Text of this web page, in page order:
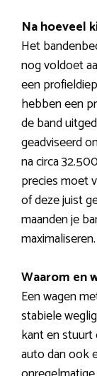
Na hoeveel
Het
nog voldoet
een
hebben een
de band
geadviseerd
na circa
precies moet
of deze juist
maanden je
maximaliseren.
Waarom en
Een wagen
stabiele
kant en
auto dan ook